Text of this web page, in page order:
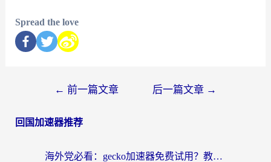
Spread the love
← 前一篇文章 后一篇文章 →
回国加速器推荐
海外党必看：gecko加速器免费试用？教你选对回国加速器，无缝刷国内剧玩游戏